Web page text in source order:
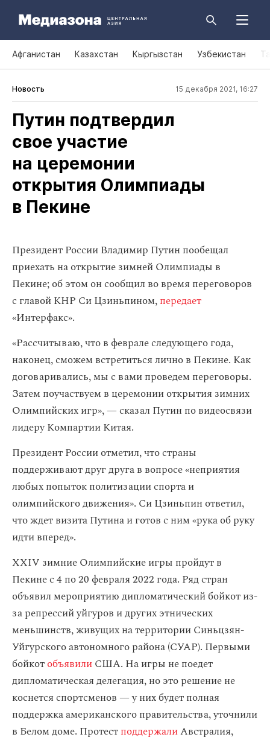
Афганистан Казахстан Кыргызстан Узбекистан
Новость 15 декабря 2021, 16:27
Путин подтвердил
свое участие
на церемонии
открытия Олимпиады
в Пекине
Президент России Владимир Путин пообещал
приехать на открытие зимней Олимпиады в
Пекине; об этом он сообщил во время переговоров
с главой КНР Си Цзиньпином,передает
«Интерфакс».
«Рассчитываю, что в феврале следующего года,
наконец, сможем встретиться лично в Пекине. Как
договаривались, мы с вами проведем переговоры.
Затем поучаствуем в церемонии открытия зимних
Олимпийских игр», — сказал Путин по видеосвязи
лидеру Компартии Китая.
Президент России отметил, что страны
поддерживают друг друга в вопросе «неприятия
любых попыток политизации спорта и
олимпийского движения». Си Цзиньпин ответил,
что ждет визита Путина и готов с ним «рука об руку
идти вперед».
XXIV зимние Олимпийские игры пройдут в
Пекине с 4 по 20 февраля 2022 года. Ряд стран
объявил мероприятию дипломатический бойкот из-
за репрессий уйгуров и других этнических
меньшинств, живущих на территории Синьцзян-
Уйгурского автономного района (СУАР). Первыми
бойкотобъявилиСША. На игры не поедет
дипломатическая делегация, но это решение не
коснется спортсменов — у них будет полная
поддержка американского правительства, уточнили
в Белом доме. ПротестподдержалиАвстралия,